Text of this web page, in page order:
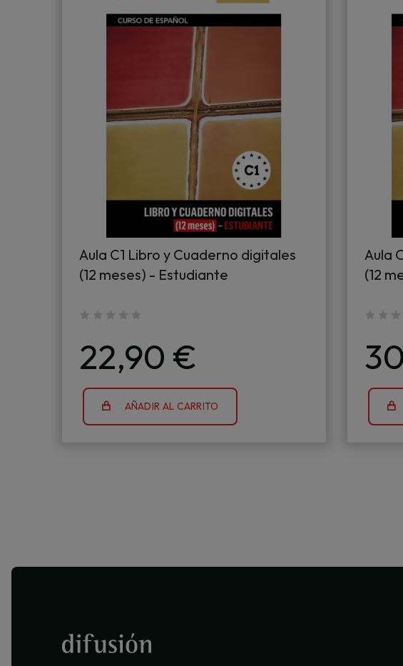
Aula C1 Libro y Cuaderno digitales
(12 meses) - Estudiante
22,90 €
AÑADIR AL CARRITO
Aula
(12